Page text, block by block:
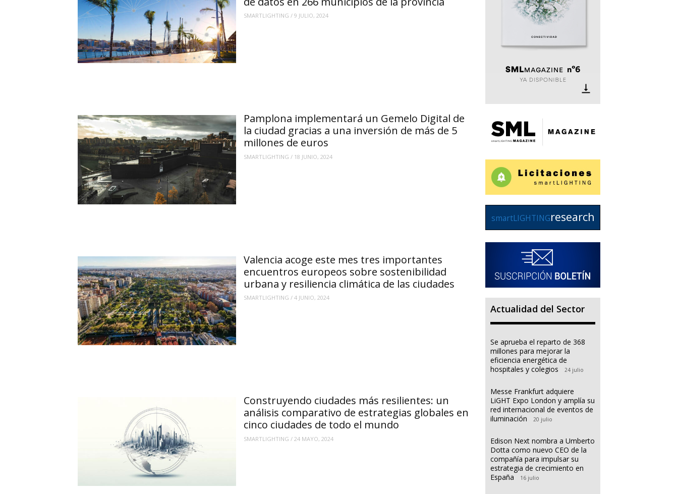
SMARTLIGHTING / 9 JULIO, 2024
Pamplona implementará un Gemelo Digital de
la ciudad gracias a una inversión de más de 5
millones de euros
SMARTLIGHTING / 18 JUNIO, 2024
Valencia acoge este mes tres importantes
encuentros europeos sobre sostenibilidad
urbana y resiliencia climática de las ciudades
SMARTLIGHTING / 4 JUNIO, 2024
Construyendo ciudades más resilientes: un
análisis comparativo de estrategias globales en
cinco ciudades de todo el mundo
SMARTLIGHTING / 24 MAYO, 2024
smartLIGHTINGresearch
Actualidad del Sector
Se aprueba el reparto de 368
millones para mejorar la
eficiencia energética de
hospitales y colegios
24 julio
Messe Frankfurt adquiere
LiGHT Expo London y amplía su
red internacional de eventos de
iluminación
20 julio
Edison Next nombra a Umberto
Dotta como nuevo CEO de la
compañía para impulsar su
estrategia de crecimiento en
España
16 julio